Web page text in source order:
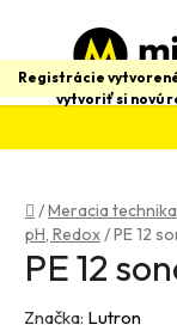
obsah
Registrácie
vytvoriť si novú
Domov
/Meracia technika
pH, Redox/PE 12
PE 12
Značka: Lutron